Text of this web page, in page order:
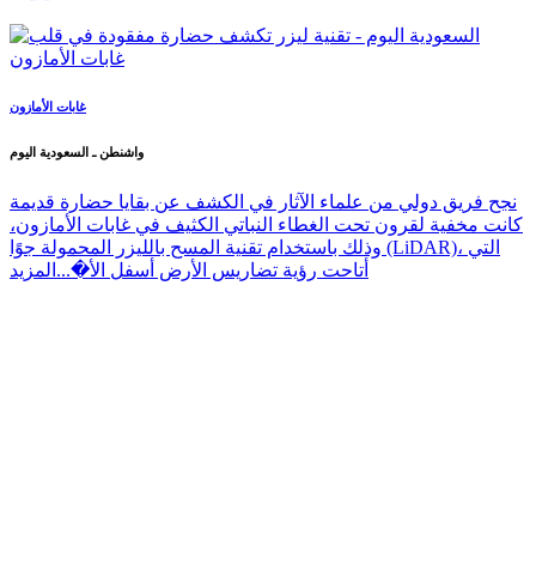
غابات الأمازون
واشنطن ـ السعودية اليوم
نجح فريق دولي من علماء الآثار في الكشف عن بقايا حضارة قديمة
كانت مخفية لقرون تحت الغطاء النباتي الكثيف في غابات الأمازون،
وذلك باستخدام تقنية المسح بالليزر المحمولة جوًا (LiDAR)، التي
أتاحت رؤية تضاريس الأرض أسفل الأ�... المزيد